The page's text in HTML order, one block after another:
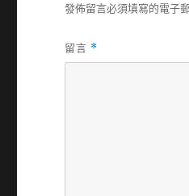
發佈留言必須填寫的電子
留言 *